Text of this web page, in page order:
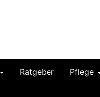
Ratgeber Pflege